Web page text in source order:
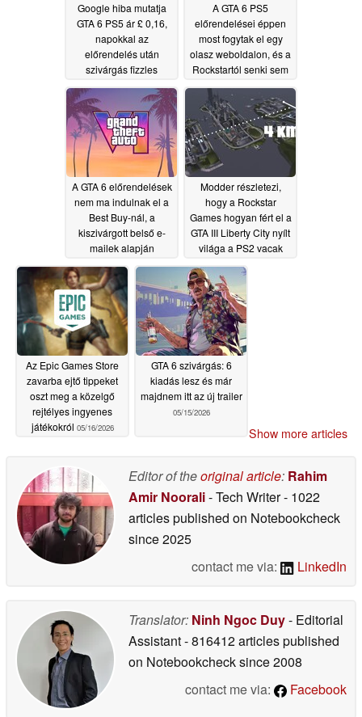
Google hiba mutatja
GTA 6 PS5 ár £ 0,16,
napokkal az
előrendelés után
szivárgás fizzles
05/21/2026
A GTA 6 PS5
előrendelései éppen
most fogytak el egy
olasz weboldalon, és a
Rockstartól senki sem
05/18/2026
A GTA 6 előrendelések
nem ma indulnak el a
Best Buy-nál, a
kiszivárgott belső e-
mailek alapján
05/18/2026
Modder részletezi,
hogy a Rockstar
Games hogyan fért el a
GTA III Liberty City nyílt
világa a PS2 vacak
belül
Az Epic Games Store
zavarba ejtő tippeket
oszt meg a közelgő
rejtélyes ingyenes
játékokról 05/16/2026
GTA 6 szivárgás: 6
kiadás lesz és már
majdnem itt az új trailer
05/15/2026
Show more articles
Editor of theoriginal article: Rahim
Amir Noorali- Tech Writer- 1022
articles published on Notebookcheck
since 2025
contact me via:
LinkedIn
Translator: Ninh Ngoc Duy- Editorial
Assistant- 816412 articles published
on Notebookchecksince 2008
contact me via:
Facebook